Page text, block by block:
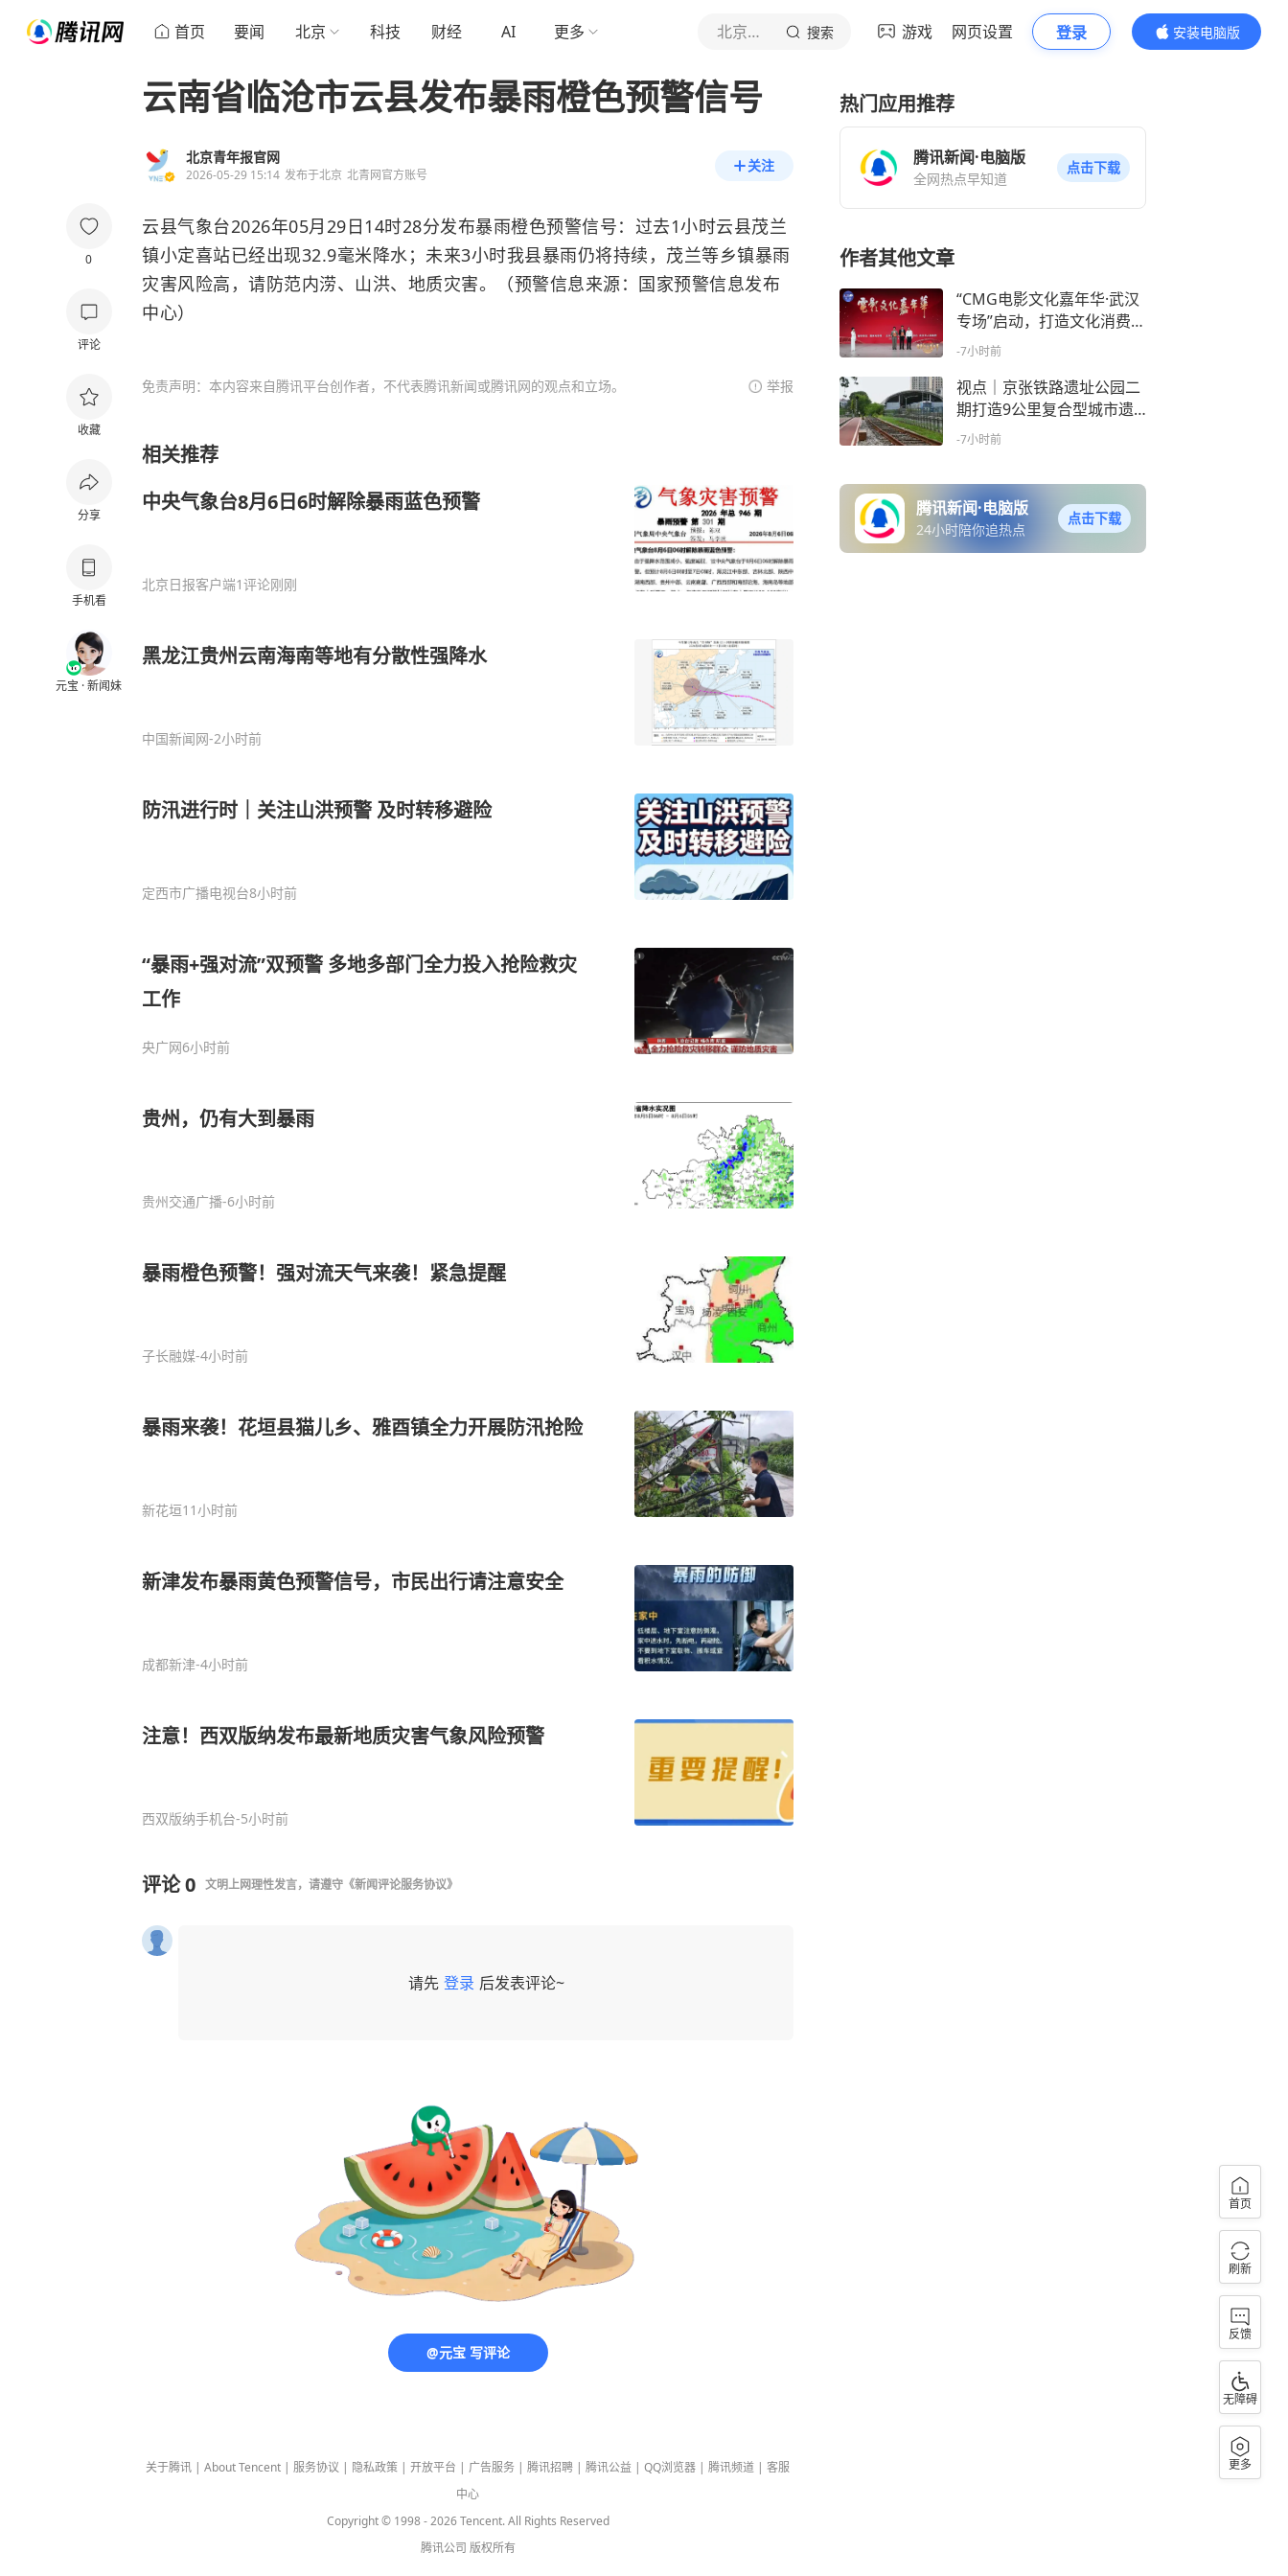
首页 要闻 北京 科技 财经 AI 更多 北京青年报官网 搜索 游戏 网页设置 登录
安装电脑版
内容更精彩
0
评论
收藏
分享
手机看
元宝 · 新闻妹
云南省临沧市云县发布暴雨橙色预警信号
北京青年报官网
2026-05-29 15:14 发布于北京 北青网官方账号
关注
云县气象台2026年05月29日14时28分发布暴雨橙色预警信号：过去1小时云县茂兰
镇小定喜站已经出现32.9毫米降水；未来3小时我县暴雨仍将持续，茂兰等乡镇暴雨
灾害风险高，请防范内涝、山洪、地质灾害。（预警信息来源：国家预警信息发布
中心）
免责声明：本内容来自腾讯平台创作者，不代表腾讯新闻或腾讯网的观点和立场。 举报
相关推荐
中央气象台8月6日6时解除暴雨蓝色预警
北京日报客户端1评论刚刚
黑龙江贵州云南海南等地有分散性强降水
中国新闻网-2小时前
防汛进行时｜关注山洪预警 及时转移避险
定西市广播电视台8小时前
“暴雨+强对流”双预警 多地多部门全力投入抢险救灾
工作
央广网6小时前
贵州，仍有大到暴雨
贵州交通广播-6小时前
暴雨橙色预警！强对流天气来袭！紧急提醒
子长融媒-4小时前
暴雨来袭！花垣县猫儿乡、雅酉镇全力开展防汛抢险
新花垣11小时前
新津发布暴雨黄色预警信号，市民出行请注意安全
成都新津-4小时前
注意！西双版纳发布最新地质灾害气象风险预警
西双版纳手机台-5小时前
评论0 文明上网理性发言，请遵守 《新闻评论服务协议》
请先 登录 后发表评论~
@元宝 写评论
关于腾讯 | About Tencent | 服务协议 | 隐私政策 | 开放平台 | 广告服务 | 腾讯招聘 | 腾讯公益 | QQ浏览器 | 腾讯频道 | 客服
中心
Copyright © 1998 -2026Tencent. All Rights Reserved
腾讯公司 版权所有
热门应用推荐
腾讯新闻·电脑版
全网热点早知道
点击下载
作者其他文章
“CMG电影文化嘉年华·武汉
专场”启动，打造文化消费新
体验
-7小时前
视点｜京张铁路遗址公园二
期打造9公里复合型城市遗
址绿廊
-7小时前
腾讯新闻·电脑版
24小时陪你追热点
点击下载
首页
刷新
反馈
无障碍
更多